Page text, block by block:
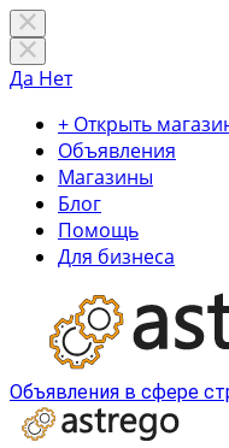
Да Нет
+ Открыть
Объявления
Магазины
Блог
Помощь
Для бизнеса
Объявления в сфере